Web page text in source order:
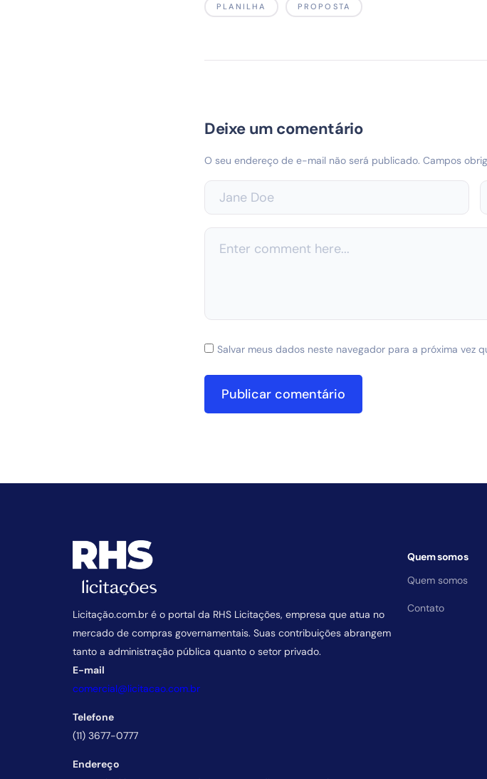
PLANILHA PROPOSTA
Deixe um comentário
O seu endereço de e-mail não será publicado. Campos
Salvar meus dados neste navegador para a próxima vez
Licitação.com.br é o portal da RHS Licitações, empresa que atua no
mercado de compras governamentais. Suas contribuições abrangem
tanto a administração pública quanto o setor privado.
E-mail
comercial@licitacao.com.br
Telefone
(11) 3677-0777
Endereço
Quem somos
Quem somos
Contato